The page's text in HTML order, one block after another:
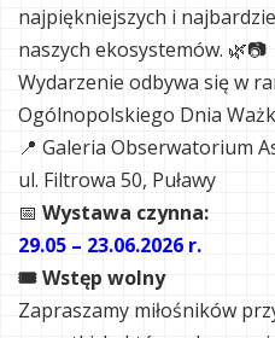
najpiękniejszych i
naszych ekosystemów. 🌿📷
Wydarzenie odbywa się w
Ogólnopolskiego Dnia
📍 Galeria Obserwatorium
ul. Filtrowa 50, Puławy
📅 Wystawa czynna:
29.05 – 23.06.2026 r.
🎟 Wstęp wolny
Zapraszamy miłośników